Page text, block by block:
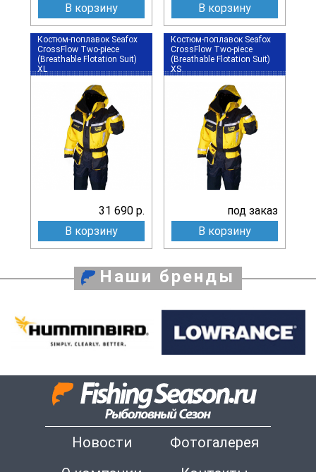
В корзину
В корзину
Костюм-поплавок Seafox
CrossFlow Two-piece
(Breathable Flotation Suit)
XL
31 690 р.
В корзину
Костюм-поплавок Seafox
CrossFlow Two-piece
(Breathable Flotation Suit)
XS
под заказ
В корзину
Наши бренды
Новости
Фотогалерея